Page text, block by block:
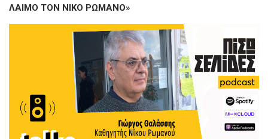
ΛΑΙΜΟ ΤΟΝ ΝΙΚΟ ΡΩΜΑΝΟ»